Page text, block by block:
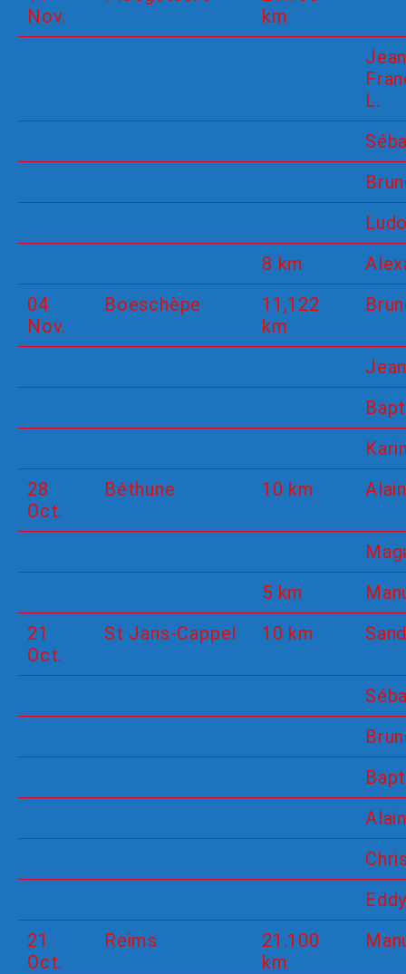
Nov.
km
L.
8 km
04
Nov.
Boeschèpe
11,122
km
28
Oct.
Béthune 10 km
5 km
21
Oct.
St Jans-Cappel 10 km
21
Oct.
Reims
21.100
km